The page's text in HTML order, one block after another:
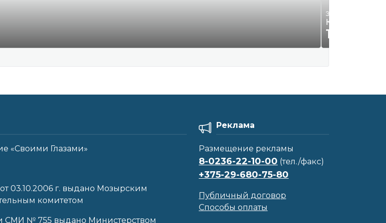
Компрессор
155
«Своими Глазами»
03.10.2006 г. выдано Мозырским
комитетом
СМИ № 755 выдано Министерством
Реклама
Размещение рекламы
8-0236-22-10-00 (тел./факс)
+375-29-680-75-80
Публичный договор
Способы оплаты